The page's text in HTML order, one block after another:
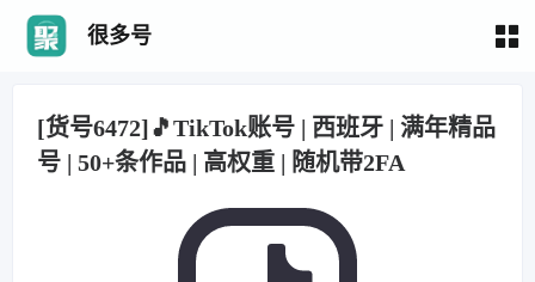
很多号
[货号6472]🎵TikTok账号 | 西班牙 | 满年精品
号 | 50+条作品 | 高权重 | 随机带2FA